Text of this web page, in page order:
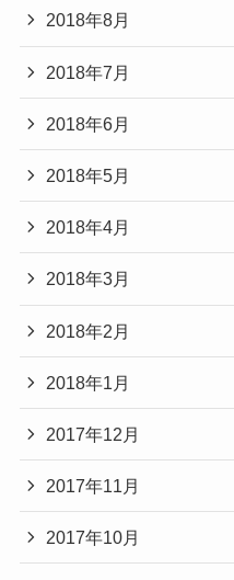
2018年8月
2018年7月
2018年6月
2018年5月
2018年4月
2018年3月
2018年2月
2018年1月
2017年12月
2017年11月
2017年10月